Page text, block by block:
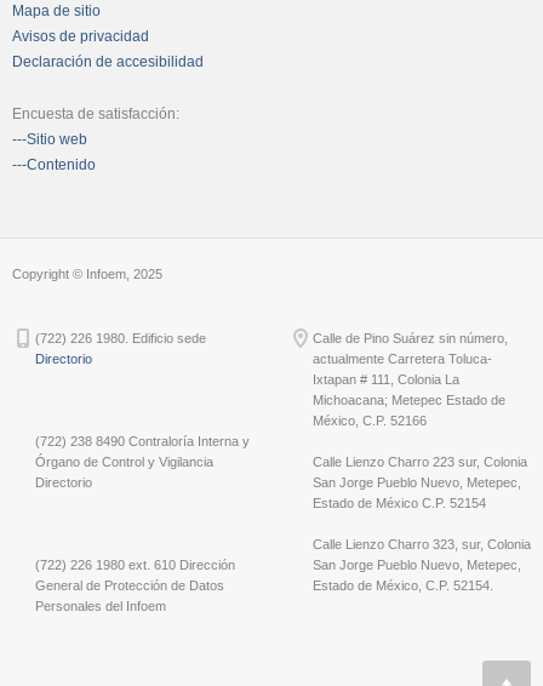
Mapa de sitio
Avisos de privacidad
Declaración de accesibilidad
Encuesta de satisfacción:
---Sitio web
---Contenido
Copyright © Infoem, 2025
(722) 226 1980. Edificio sede
Directorio
(722) 238 8490 Contraloría Interna y
Órgano de Control y Vigilancia
Directorio
(722) 226 1980 ext. 610 Dirección
General de Protección de Datos
Personales del Infoem
Calle de Pino Suárez sin número,
actualmente Carretera Toluca-
Ixtapan # 111, Colonia La
Michoacana; Metepec Estado de
México, C.P. 52166
Calle Lienzo Charro 223 sur, Colonia
San Jorge Pueblo Nuevo, Metepec,
Estado de México C.P. 52154
Calle Lienzo Charro 323, sur, Colonia
San Jorge Pueblo Nuevo, Metepec,
Estado de México, C.P. 52154.